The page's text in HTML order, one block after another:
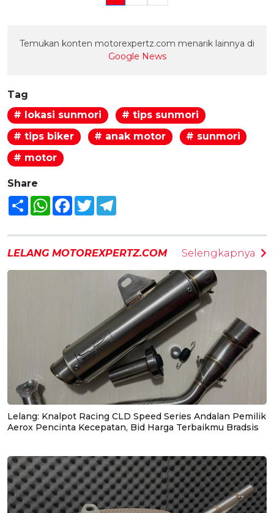
Temukan konten motorexpertz.com menarik lainnya di
Google News
Tag
# lokasi sunmori
# tips sunmori
# tips biker
# anak motor
# sunmori
# motor
Share
Share WhatsAppFacebook
Twitter
LELANG MOTOREXPERTZ.COM Selengkapnya
Lelang: Knalpot Racing CLD Speed Series Andalan Pemilik
Aerox Pencinta Kecepatan, Bid Harga Terbaikmu Bradsis